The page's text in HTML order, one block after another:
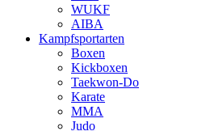
WUKF
AIBA
Kampfsportarten
Boxen
Kickboxen
Taekwon-Do
Karate
MMA
Judo